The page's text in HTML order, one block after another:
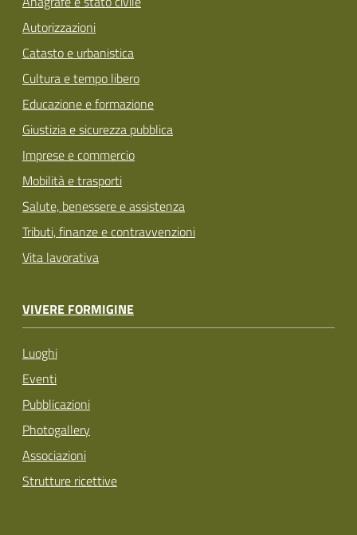
Autorizzazioni
Catasto e urbanistica
Cultura e tempo libero
Educazione e formazione
Giustizia e sicurezza pubblica
Imprese e commercio
Mobilità e trasporti
Salute, benessere e assistenza
Tributi, finanze e contravvenzioni
Vita lavorativa
VIVERE FORMIGINE
Luoghi
Eventi
Pubblicazioni
Photogallery
Associazioni
Strutture ricettive